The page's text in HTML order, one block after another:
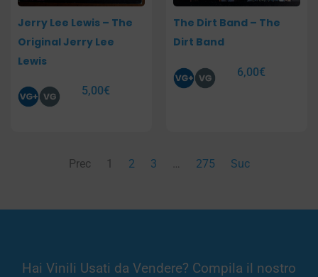
Jerry Lee Lewis – The
Original Jerry Lee
Lewis
5,00€
The Dirt Band – The
Dirt Band
6,00€
Prec 1 2 3 … 275 Suc
Hai Vinili Usati da Vendere? Compila il nostro